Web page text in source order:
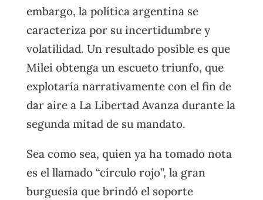
embargo, la política argentina se
caracteriza por su incertidumbre y
volatilidad. Un resultado posible es que
Milei obtenga un escueto triunfo, que
explotaría narrativamente con el fin de
dar aire a La Libertad Avanza durante la
segunda mitad de su mandato.
Sea como sea, quien ya ha tomado nota
es el llamado “círculo rojo”, la gran
burguesía que brindó el soporte